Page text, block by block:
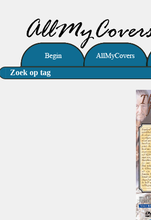
Zoek op tag